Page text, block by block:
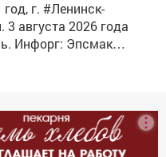
г. #Ленинск-